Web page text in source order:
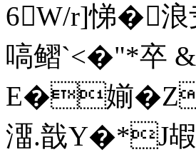
6W/r]悌�
嗃鳛`<�"*
E�媊
澑.戠Y�*J嘏